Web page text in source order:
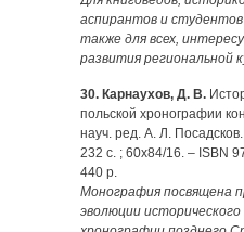
аспирантов и
также для всех,
развития региональной
30. Карнаухов, Д. В.
польской хронографии
науч. ред. А. Л.
232 с. ; 60х84/16. – ISBN
440 р.
Монография посвящена
эволюции исторического